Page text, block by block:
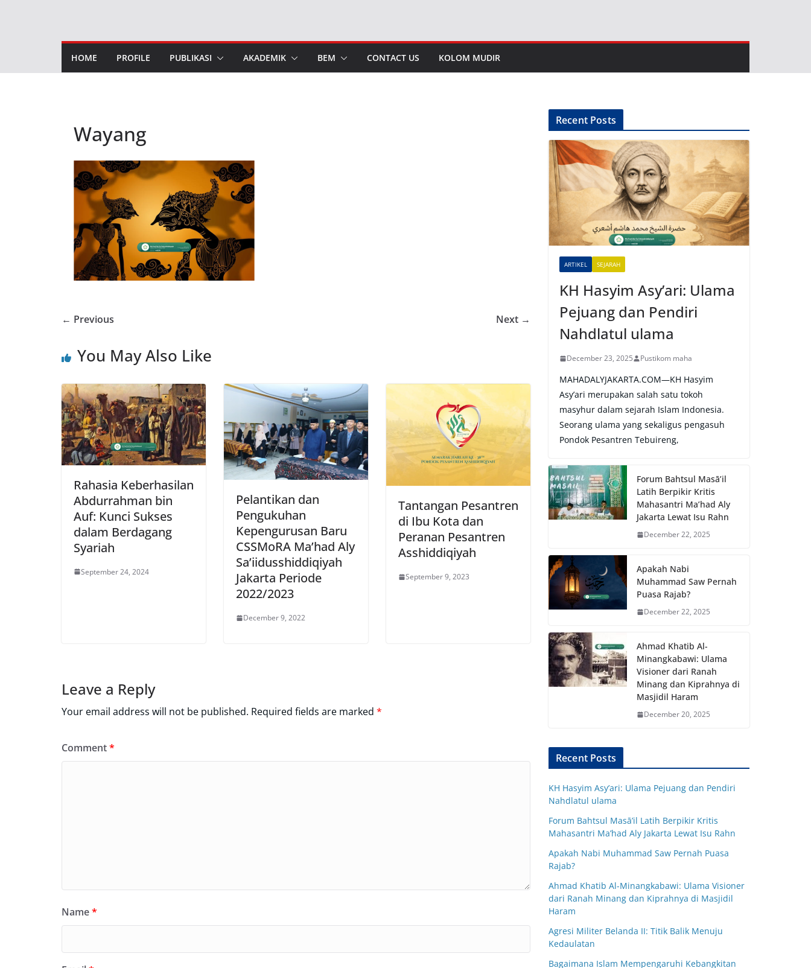
HOME PROFILE PUBLIKASI AKADEMIK BEM CONTACT US KOLOM MUDIR
Wayang
← Previous Next →
You May Also Like
Rahasia Keberhasilan
Abdurrahman bin
Auf: Kunci Sukses
dalam Berdagang
Syariah
September 24, 2024
Pelantikan dan
Pengukuhan
Kepengurusan Baru
CSSMoRA Ma’had Aly
Sa’iidusshiddiqiyah
Jakarta Periode
2022/2023
December 9, 2022
Tantangan Pesantren
di Ibu Kota dan
Peranan Pesantren
Asshiddiqiyah
September 9, 2023
Leave a Reply
Your email address will not be published. Required fields are marked *
Comment*
Name*
Recent Posts
ARTIKEL SEJARAH
KH Hasyim Asy’ari: Ulama
Pejuang dan Pendiri
Nahdlatul ulama
December 23, 2025 Pustikom maha
MAHADALYJAKARTA.COM—KH Hasyim
Asy’ari merupakan salah satu tokoh
masyhur dalam sejarah Islam Indonesia.
Seorang ulama yang sekaligus pengasuh
Pondok Pesantren Tebuireng,
Forum Bahtsul Masā’il
Latih Berpikir Kritis
Mahasantri Ma’had Aly
Jakarta Lewat Isu Rahn
December 22, 2025
Apakah Nabi
Muhammad Saw Pernah
Puasa Rajab?
December 22, 2025
Ahmad Khatib Al-
Minangkabawi: Ulama
Visioner dari Ranah
Minang dan Kiprahnya di
Masjidil Haram
December 20, 2025
Recent Posts
KH Hasyim Asy’ari: Ulama Pejuang dan Pendiri
Nahdlatul ulama
Forum Bahtsul Masā’il Latih Berpikir Kritis
Mahasantri Ma’had Aly Jakarta Lewat Isu Rahn
Apakah Nabi Muhammad Saw Pernah Puasa
Rajab?
Ahmad Khatib Al-Minangkabawi: Ulama Visioner
dari Ranah Minang dan Kiprahnya di Masjidil
Haram
Agresi Militer Belanda II: Titik Balik Menuju
Kedaulatan
Bagaimana Islam Mempengaruhi Kebangkitan